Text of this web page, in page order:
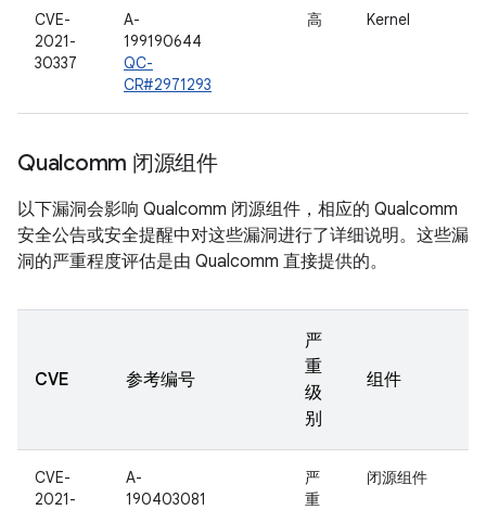
CVE-
2021-
30337
A-
199190644
QC-
CR#2971293
高 Kernel
Qualcomm 闭源组件
以下漏洞会影响 Qualcomm 闭源组件，相应的 Qualcomm
安全公告或安全提醒中对这些漏洞进行了详细说明。这些漏
洞的严重程度评估是由 Qualcomm 直接提供的。
CVE 参考编号
严
重
级
别
组件
CVE-
2021-
A-
190403081
严
重
闭源组件